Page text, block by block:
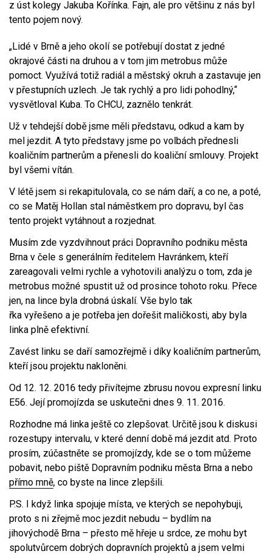
z úst kolegy Jakuba Kořínka. Fajn, ale pro většinu z nás byl
tento pojem nový.
„Lidé v Brně a jeho okolí se potřebují dostat z jedné
okrajové části na druhou a v tom jim metrobus může
pomoct. Využívá totiž radiál a městský okruh a zastavuje jen
v přestupních uzlech. Je tak rychlý a pro lidi pohodlný,“
vysvětloval Kuba. To CHCU, zaznělo tenkrát.
Už v tehdejší době jsme měli představu, odkud a kam by
mel jezdit. A tyto představy jsme po volbách přednesli
koaličním partnerům a přenesli do koaliční smlouvy. Projekt
byl všemi vítán.
V létě jsem si rekapitulovala, co se nám daří, a co ne, a poté,
co se Matěj Hollan stal náměstkem pro dopravu, byl čas
tento projekt vytáhnout a rozjednat.
Musím zde vyzdvihnout práci Dopravního podniku města
Brna v čele s generálním ředitelem Havránkem, kteří
zareagovali velmi rychle a vyhotovili analýzu o tom, zda je
metrobus možné spustit už od prosince tohoto roku. Přece
jen, na lince byla drobná úskalí. Vše bylo tak
řka vyřešeno a je potřeba jen dořešit maličkosti, aby byla
linka plně efektivní.
Zavést linku se daří samozřejmě i díky koaličním partnerům,
kteří jsou projektu nakloněni.
Od 12. 12. 2016 tedy přivítejme zbrusu novou expresní linku
E56. Její promojízda se uskutečni dnes 9. 11. 2016.
Rozhodne má linka ještě co zlepšovat. Určitě jsou k diskusi
rozestupy intervalu, v které denní době má jezdit atd. Proto
prosím, zúčastněte se promojízdy, kde se o tom můžeme
pobavit, nebo piště Dopravním podniku města Brna a nebo
přímo mně, co byste na lince zlepšili.
P.S. I když linka spojuje místa, ve kterých se nepohybuji,
proto s ni zřejmě moc jezdit nebudu – bydlím na
jihovýchodě Brna – přesto mě hřeje u srdce, ze mohu byt
spolutvůrcem dobrých dopravních projektů a jsem velmi